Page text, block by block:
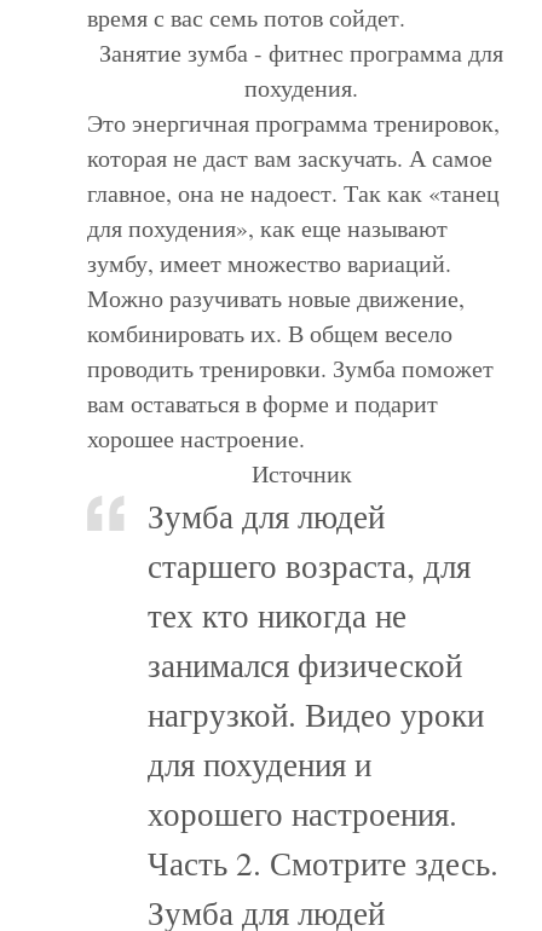
время с вас семь потов сойдет.
Занятие зумба - фитнес программа для
похудения.
Это энергичная программа тренировок,
которая не даст вам заскучать. А самое
главное, она не надоест. Так как «танец
для похудения», как еще называют
зумбу, имеет множество вариаций.
Можно разучивать новые движение,
комбинировать их. В общем весело
проводить тренировки. Зумба поможет
вам оставаться в форме и подарит
хорошее настроение.
Источник
Зумба для людей
старшего возраста, для
тех кто никогда не
занимался физической
нагрузкой. Видео уроки
для похудения и
хорошего настроения.
Часть 2. Смотрите здесь.
Зумба для людей